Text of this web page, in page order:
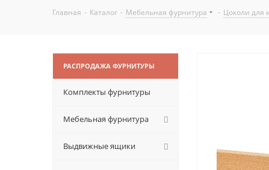
Главная - Каталог - Мебельная фурнитура - Цоколи для
РАСПРОДАЖА ФУРНИТУРЫ
Комплекты фурнитуры
Мебельная фурнитура
Выдвижные ящики